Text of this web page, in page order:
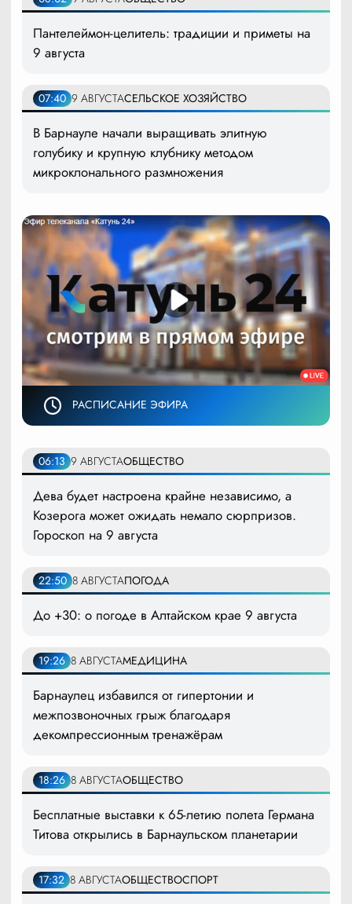
Пантелеймон-целитель: традиции и приметы на
9 августа
07:40 9 АВГУСТАСЕЛЬСКОЕ ХОЗЯЙСТВО
В Барнауле начали выращивать элитную
голубику и крупную клубнику методом
микроклонального размножения
РАСПИСАНИЕ ЭФИРА
06:13 9 АВГУСТАОБЩЕСТВО
Дева будет настроена крайне независимо, а
Козерога может ожидать немало сюрпризов.
Гороскоп на 9 августа
22:50 8 АВГУСТАПОГОДА
До +30: о погоде в Алтайском крае 9 августа
19:26 8 АВГУСТАМЕДИЦИНА
Барнаулец избавился от гипертонии и
межпозвоночных грыж благодаря
декомпрессионным тренажёрам
18:26 8 АВГУСТАОБЩЕСТВО
Бесплатные выставки к 65-летию полета Германа
Титова открылись в Барнаульском планетарии
17:32 8 АВГУСТАОБЩЕСТВОСПОРТ